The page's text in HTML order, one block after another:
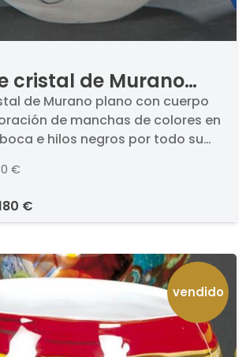
cristal de Murano
cuerpo blanco y
de manchas de
la zona de la boca e
por todo su
de Murano plano con cuerpo
de manchas de colores en
e hilos negros por todo su
x 27 cm
€
€
vendido